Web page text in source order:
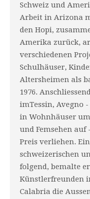
Schweiz und
Arbeit in Arizona
den Hopi,
Amerika zurück,
verschiedenen
Schulhäuser,
Altersheimen als
1976.
imTessin, Avegno
in Wohnhäuser
und Femsehen
Preis verliehen.
schweizerischen
folgend, bemalte
Künstlerfreunden
Calabria die